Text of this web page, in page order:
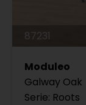
87231
Moduleo
Galway Oak
Serie: Roots